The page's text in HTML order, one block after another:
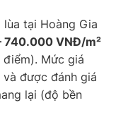
tại Hoàng Gia
740.000 VNĐ/m²
Mức giá
được đánh giá
lại (độ bền